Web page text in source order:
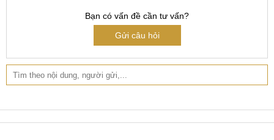
Pin chính hãng là những viên Pin được chính hãng Vivo
sản xuất. Chúng được ra đời trên dây chuyền sản xuất chất
lượng cao và theo những tiêu chuẩn sản xuất khắt khe của
Vivo nên cho chất lượng không thua kém nhiều so với Pin
Bạn có vấn đề cần tư vấn?
Gửi câu hỏi